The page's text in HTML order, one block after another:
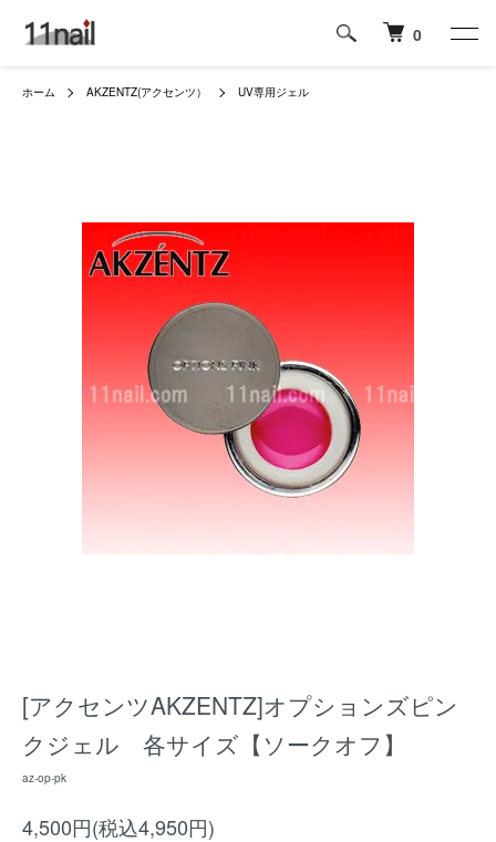
0
ホーム AKZENTZ(アクセンツ） UV専用ジェル
[アクセンツAKZENTZ]オプションズピン
クジェル 各サイズ【ソークオフ】
az-op-pk
4,500円(税込4,950円)